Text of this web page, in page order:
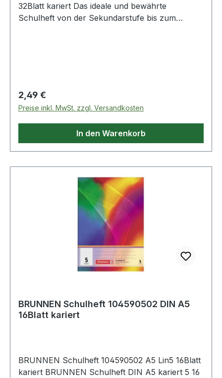
32Blatt kariert Das ideale und bewährte
Schulheft von der Sekundarstufe bis zum
Regulärer Preis:
2,49 €
Preise inkl. MwSt. zzgl. Versandkosten
In den Warenkorb
BRUNNEN Schulheft 104590502 DIN A5
16Blatt kariert
BRUNNEN Schulheft 104590502 A5 Lin5 16Blatt
kariert BRUNNEN Schulheft DIN A5 kariert 5 16